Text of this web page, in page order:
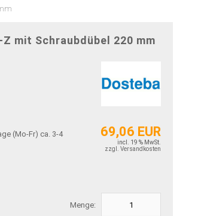
mit Schraubdübel 220 mm
69,06 EUR
incl. 19 % MwSt.
zzgl. Versandkosten
ca. 3-4
Menge: